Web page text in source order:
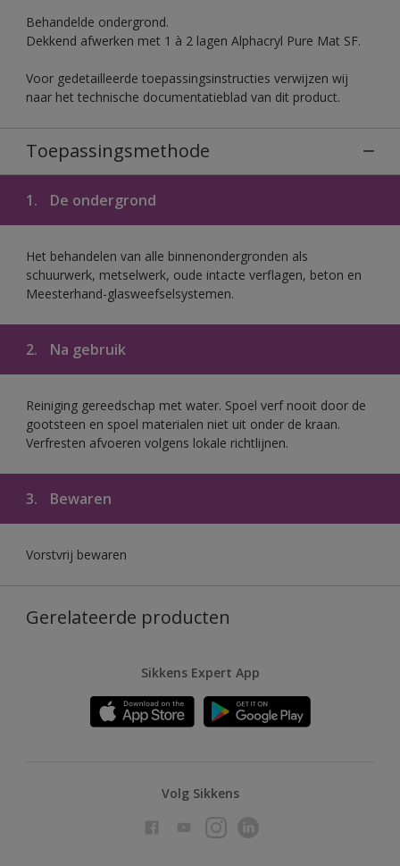
Behandelde ondergrond.
Dekkend afwerken met 1 à 2 lagen Alphacryl Pure Mat SF.
Voor gedetailleerde toepassingsinstructies verwijzen wij
naar het technische documentatieblad van dit product.
Toepassingsmethode
1. De ondergrond
Het behandelen van alle binnenondergronden als
schuurwerk, metselwerk, oude intacte verflagen, beton en
Meesterhand-glasweefselsystemen.
2. Na gebruik
Reiniging gereedschap met water. Spoel verf nooit door de
gootsteen en spoel materialen niet uit onder de kraan.
Verfresten afvoeren volgens lokale richtlijnen.
3. Bewaren
Vorstvrij bewaren
Gerelateerde producten
Sikkens Expert App
Volg Sikkens